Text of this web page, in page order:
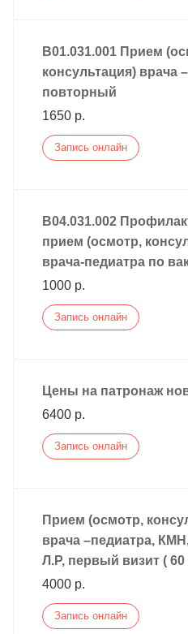
B01.031.001 Прием
консультация) врача
повторный
1650 р.
Запись онлайн
B04.031.002
прием (осмотр,
врача-педиатра по
1000 р.
Запись онлайн
Цены на патронаж
6400 р.
Запись онлайн
Прием (осмотр,
врача –педиатра,
Л.Р, первый визит (
4000 р.
Запись онлайн